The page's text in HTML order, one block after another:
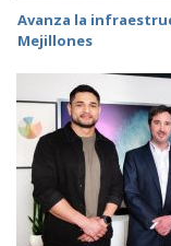
Avanza la
Mejillones